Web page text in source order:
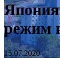
режим
15.07.2020